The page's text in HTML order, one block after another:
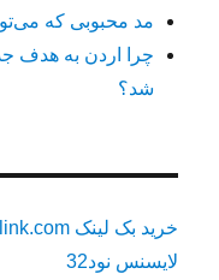
مد محبوبی که
چرا اردن به هدف
شد؟
خرید بک لینک behtarinbacklink.com
لایسنس نود32